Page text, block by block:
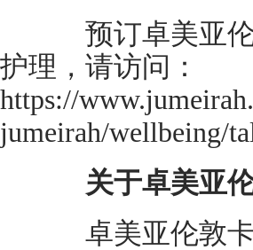
预订卓美亚伦
护理，请访问：
https://
jumeirah/wellbeing/
关于卓美亚
卓美亚伦敦卡